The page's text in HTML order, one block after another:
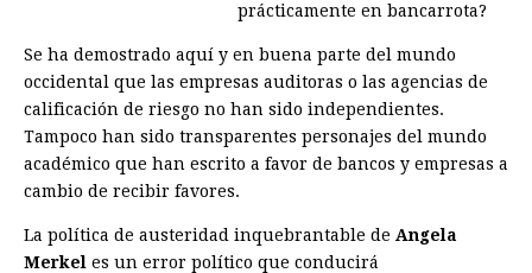
prácticamente en bancarrota?
Se ha demostrado aquí y en buena parte del mundo
occidental que las empresas auditoras o las agencias de
calificación de riesgo no han sido independientes.
Tampoco han sido transparentes personajes del mundo
académico que han escrito a favor de bancos y empresas a
cambio de recibir favores.
La política de austeridad inquebrantable de Angela
Merkel es un error político que conducirá